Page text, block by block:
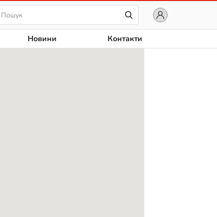
Новини Контакти
К